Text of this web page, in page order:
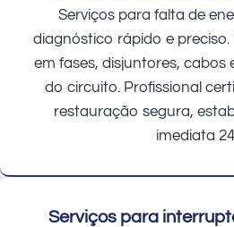
Serviços para falta de
diagnóstico rápido e
em fases, disjuntores, cabos
do circuito. Profissional
restauração segura,
imediata
Serviços para